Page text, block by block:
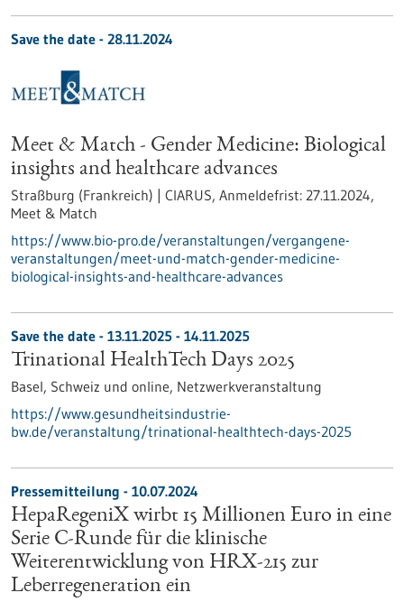
Save the date - 28.11.2024
Meet & Match - Gender Medicine: Biological
insights and healthcare advances
Straßburg (Frankreich) | CIARUS, Anmeldefrist: 27.11.2024,
Meet & Match
https://www.bio-pro.de/veranstaltungen/vergangene-
veranstaltungen/meet-und-match-gender-medicine-
biological-insights-and-healthcare-advances
Save the date - 13.11.2025 - 14.11.2025
Trinational HealthTech Days 2025
Basel, Schweiz und online, Netzwerkveranstaltung
https://www.gesundheitsindustrie-
bw.de/veranstaltung/trinational-healthtech-days-2025
Pressemitteilung - 10.07.2024
HepaRegeniX wirbt 15 Millionen Euro in eine
Serie C-Runde für die klinische
Weiterentwicklung von HRX-215 zur
Leberregeneration ein